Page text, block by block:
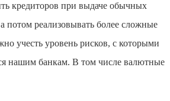
кредиторов при выдаче обычных
потом реализовывать более сложные
учесть уровень рисков, с которыми
нашим банкам. В том числе валютные